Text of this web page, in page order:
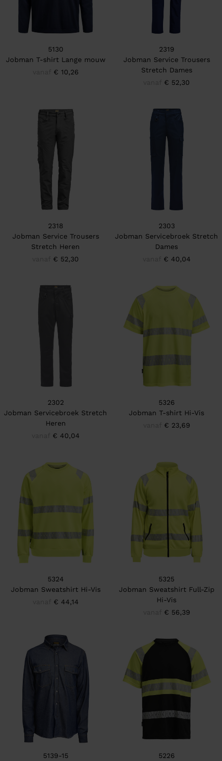
5130
Jobman T-shirt Lange mouw
€ 10,26
2319
Jobman Service Trousers
Stretch Dames
€ 52,30
2318
Jobman Service Trousers
Stretch Heren
€ 52,30
2303
Jobman Servicebroek Stretch
Dames
€ 40,04
2302
Jobman Servicebroek Stretch
Heren
€ 40,04
5326
Jobman T-shirt Hi-Vis
€ 23,69
5324
Jobman Sweatshirt Hi-Vis
€ 44,14
5325
Jobman Sweatshirt Full-Zip
Hi-Vis
€ 56,39
5139-15 5226